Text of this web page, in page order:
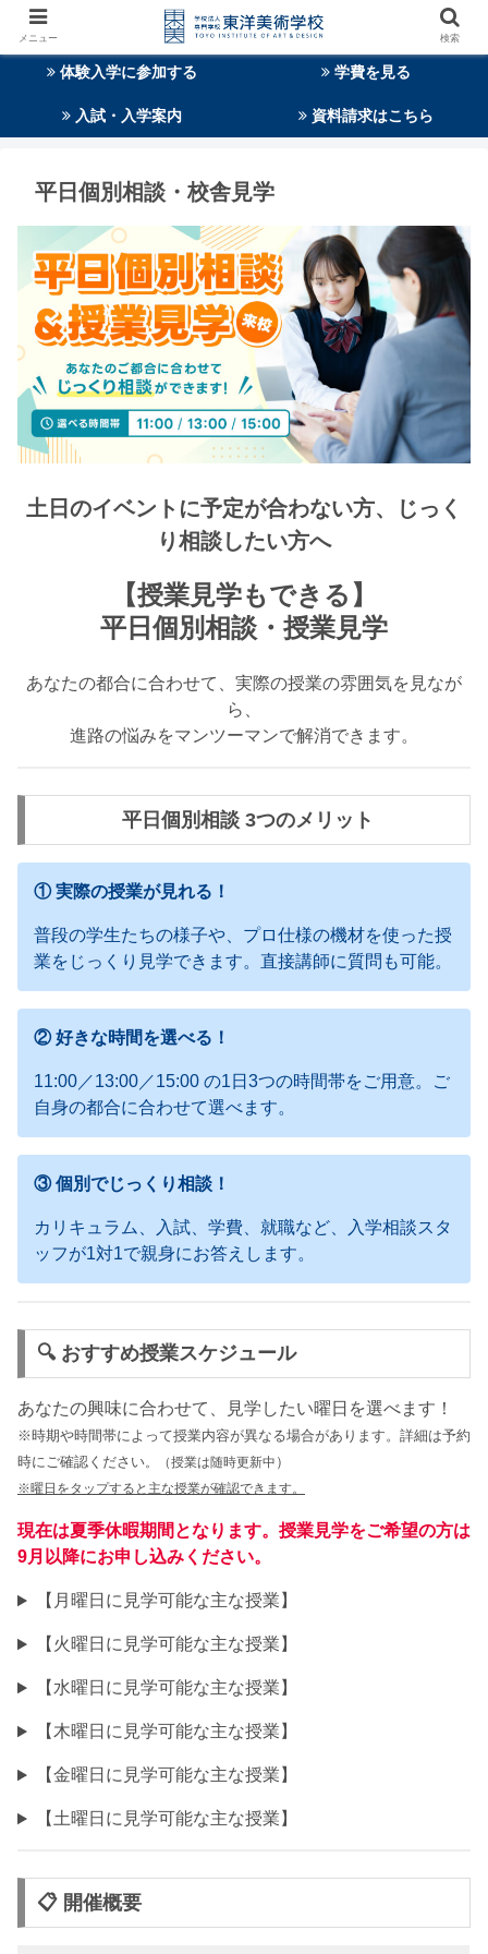
体験入学に参加する 学費を見る
入試・入学案内 資料請求はこちら
平日個別相談・校舎見学
土日のイベントに予定が合わない方、じっく
り相談したい方へ
【授業見学もできる】
平日個別相談・授業見学
あなたの都合に合わせて、実際の授業の雰囲気を見なが
ら、
進路の悩みをマンツーマンで解消できます。
平日個別相談 3つのメリット
① 実際の授業が見れる！
普段の学生たちの様子や、プロ仕様の機材を使った授
業をじっくり見学できます。直接講師に質問も可能。
② 好きな時間を選べる！
11:00／13:00／15:00 の1日3つの時間帯をご用意。ご
自身の都合に合わせて選べます。
③ 個別でじっくり相談！
カリキュラム、入試、学費、就職など、入学相談スタ
ッフが1対1で親身にお答えします。
🔍 おすすめ授業スケジュール
あなたの興味に合わせて、見学したい曜日を選べます！
※時期や時間帯によって授業内容が異なる場合があります。詳細は予約
時にご確認ください。（授業は随時更新中 ）
※曜日をタップすると主な授業が確認できます。
現在は夏季休暇期間となります。授業見学をご希望の方は
9月以降にお申し込みください。
【月曜日に見学可能な主な授業】
【火曜日に見学可能な主な授業】
【水曜日に見学可能な主な授業】
【木曜日に見学可能な主な授業】
【金曜日に見学可能な主な授業】
【土曜日に見学可能な主な授業】
📋 開催概要
メニュー 検索